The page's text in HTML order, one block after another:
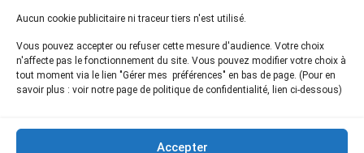
Aucun cookie publicitaire ni traceur tiers n'est utilisé.
Vous pouvez accepter ou refuser cette mesure d'audience. Votre choix
n'affecte pas le fonctionnement du site. Vous pouvez modifier votre choix à
tout moment via le lien "Gérer mes préférences" en bas de page. (Pour en
savoir plus : voir notre page de politique de confidentialité, lien ci-dessous)
Accepter
Plan du site
Inscrivez-vous à notrenewsletter